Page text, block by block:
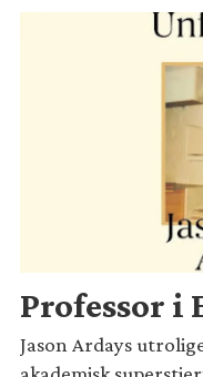
Professor i
Jason Ardays